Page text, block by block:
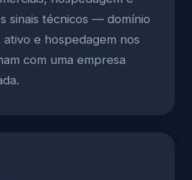
sinais técnicos — domínio
e hospedagem nos
com uma empresa